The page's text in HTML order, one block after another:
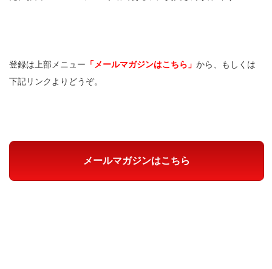
登録は上部メニュー 「メールマガジンはこちら」 から、もしくは
下記リンクよりどうぞ。
メールマガジンはこちら